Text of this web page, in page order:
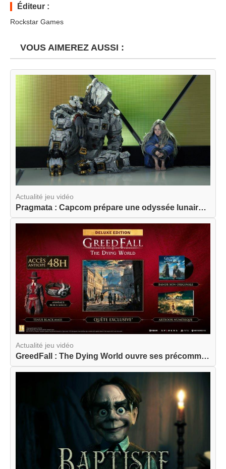
Éditeur :
Rockstar Games
VOUS AIMEREZ AUSSI :
Actualité jeu vidéo
Pragmata : Capcom prépare une odyssée lunaire am...
Actualité jeu vidéo
GreedFall : The Dying World ouvre ses précommand...